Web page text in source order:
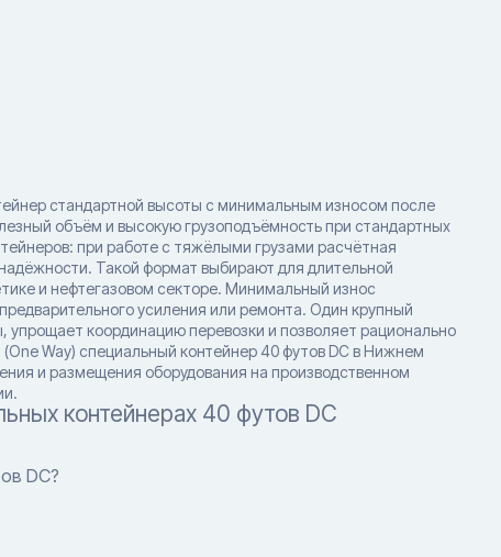
стандартной высоты с минимальным износом после
объём и высокую грузоподъёмность при стандартных
при работе с тяжёлыми грузами расчётная
Такой формат выбирают для длительной
и нефтегазовом секторе. Минимальный износ
усиления или ремонта. Один крупный
координацию перевозки и позволяет рационально
Way) специальный контейнер 40 футов DC в Нижнем
и размещения оборудования на производственном
контейнерах 40 футов DC
DC?